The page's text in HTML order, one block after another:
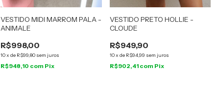
VESTIDO MIDI MARROM PALA -
ANIMALE
R$998,00
10xde R$99,80 sem juros
R$948,10 com Pix
VESTIDO PRETO HOLLIE -
CLOUDE
R$949,90
10x de R$94,99 sem juros
R$902,41 com Pix